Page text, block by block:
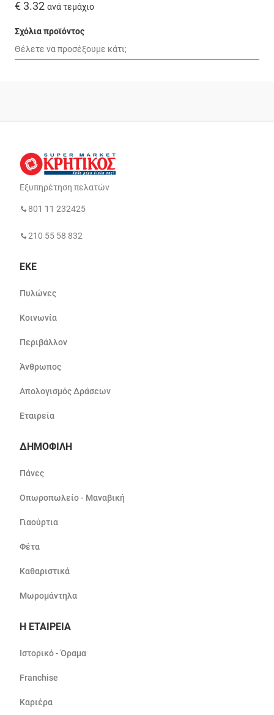
€ 3.32 ανά τεμάχιο
Σχόλια προϊόντος
Εξυπηρέτηση πελατών
801 11 232425
210 55 58 832
ΕΚΕ
Πυλώνες
Κοινωνία
Περιβάλλον
Άνθρωπος
Απολογισμός Δράσεων
Εταιρεία
ΔΗΜΟΦΙΛΗ
Πάνες
Οπωροπωλείο - Μαναβική
Γιαούρτια
Φέτα
Καθαριστικά
Μωρομάντηλα
Η ΕΤΑΙΡΕΙΑ
Ιστορικό - Όραμα
Franchise
Καριέρα